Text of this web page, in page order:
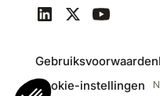
Gebruiksvoorwaarden
Cookie-instellingen